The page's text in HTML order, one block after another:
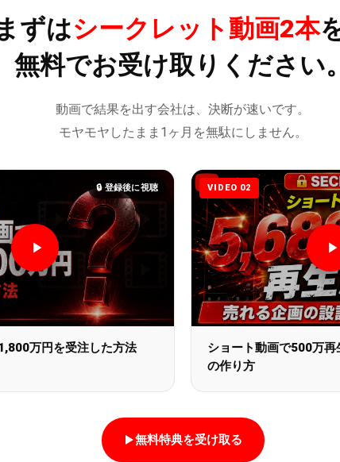
ずはシークレット動画2本
無料でお受け取りください。
動画で結果を出す会社は、決断が速いです。
モヤモヤしたまま1ヶ月を無駄にしません。
🔒 登録後に視聴
万円を受注した方法
VIDEO 02
ショート動画で500万
の作り方
無料特典を受け取る